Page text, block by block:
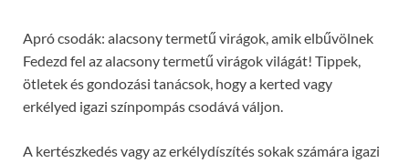
Apró csodák: alacsony termetű virágok, amik elbűvölnek
Fedezd fel az alacsony termetű virágok világát! Tippek,
ötletek és gondozási tanácsok, hogy a kerted vagy
erkélyed igazi színpompás csodává váljon.
A kertészkedés vagy az erkélydíszítés sokak számára igazi